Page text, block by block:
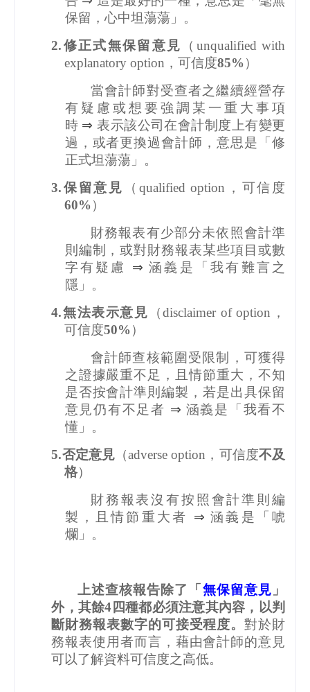
保留，心中坦蕩蕩」。
2.修正式無保留意見 （ unqualified with
explanatory option ，可信度85%）
當會計師對受查者之繼續經營存
有疑慮或想要強調某一重大事項
時 ⇒ 表示該公司在會計制度上有變更
過，或者更換過會計師，意思是「修
正式坦蕩蕩」。
3.保留意見 （ qualified option ，可信度
60%）
財務報表有少部分未依照會計準
則編制，或對財務報表某些項目或數
字有疑慮 ⇒ 涵義是「我有難言之
隱」。
4.無法表示意見 （disclaimer of option ，
可信度50%）
會計師查核範圍受限制，可獲得
之證據嚴重不足，且情節重大，不知
是否按會計準則編製，若是出具保留
意見仍有不足者 ⇒ 涵義是「我看不
懂」。
5.否定意見 （adverse option ，可信度不及
格）
財務報表沒有按照會計準則編
製，且情節重大者 ⇒ 涵義是「唬
爛」。
上述查核報告除了「無保留意見 」
外，其餘4 四種都必須注意其內容，以判
斷財務報表數字的可接受程度。對於財
務報表使用者而言，藉由會計師的意見
可以了解資料可信度之高低。